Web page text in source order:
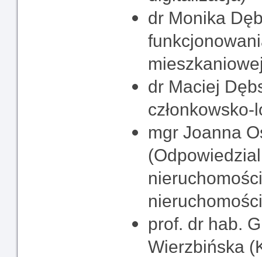
dr Monika
dr Maciej
mgr Joanna
prof. dr hab.
Wierzbińska